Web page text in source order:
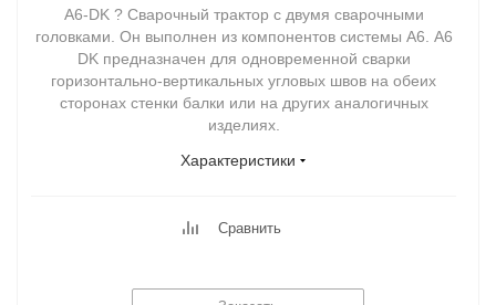
A6-DK ? Сварочный трактор с двумя сварочными
головками. Он выполнен из компонентов системы А6. А6
DK предназначен для одновременной сварки
горизонтально-вертикальных угловых швов на обеих
сторонах стенки балки или на других аналогичных
изделиях.
Характеристики
Сравнить